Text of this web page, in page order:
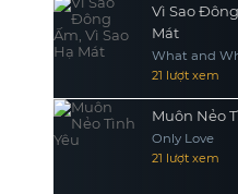
Vì Sao
Mát
What and
21 lượt xem
Muôn Nẻo
Only Love
21 lượt xem